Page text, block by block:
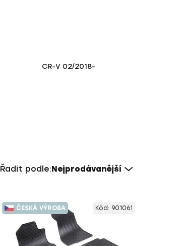
CR-V 02/2018-
Řadit podle:Nejprodávanější
ČESKÁ VÝROBA Kód: 901061